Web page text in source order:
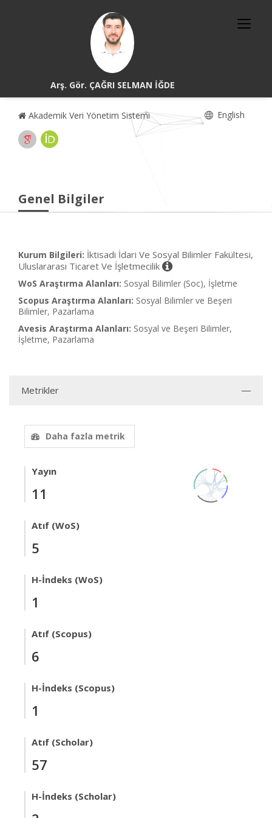
Arş. Gör. ÇAĞRI SELMAN İĞDE
Akademik Veri Yönetim Sistemi English
Genel Bilgiler
Kurum Bilgileri: İktisadi İdari Ve Sosyal Bilimler Fakültesi,
Uluslararası Ticaret Ve İşletmecilik
WoS Araştırma Alanları: Sosyal Bilimler (Soc), İşletme
Scopus Araştırma Alanları: Sosyal Bilimler ve Beşeri
Bilimler, Pazarlama
Avesis Araştırma Alanları: Sosyal ve Beşeri Bilimler,
İşletme, Pazarlama
Metrikler
Daha fazla metrik
Yayın
11
Atıf (WoS)
5
H-İndeks (WoS)
1
Atıf (Scopus)
6
H-İndeks (Scopus)
1
Atıf (Scholar)
57
H-İndeks (Scholar)